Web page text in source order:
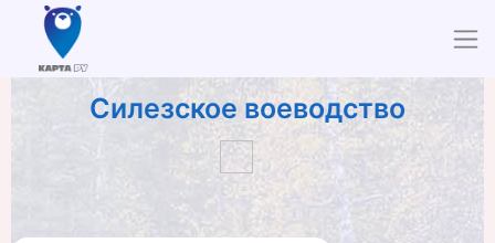
Силезское воеводство